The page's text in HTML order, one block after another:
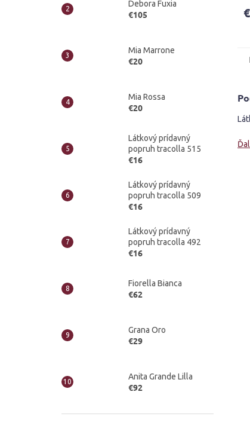
Debora Fuxia
€105
Mia Marrone
€20
Mia Rossa
€20
Látkový prídavný
popruh tracolla 515
€16
Látkový prídavný
popruh tracolla 509
€16
Látkový prídavný
popruh tracolla 492
€16
Fiorella Bianca
€62
Grana Oro
€29
Anita Grande Lilla
€92
je